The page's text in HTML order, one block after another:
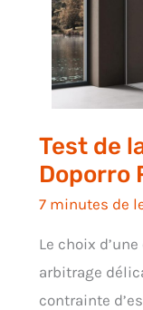
Test de
Doporro
7 minutes de
Le choix
arbitrage
contrainte